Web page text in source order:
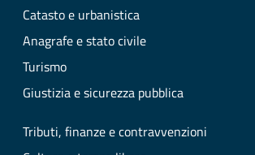
Catasto e urbanistica
Anagrafe e stato civile
Turismo
Giustizia e sicurezza pubblica
Tributi, finanze e contravvenzioni